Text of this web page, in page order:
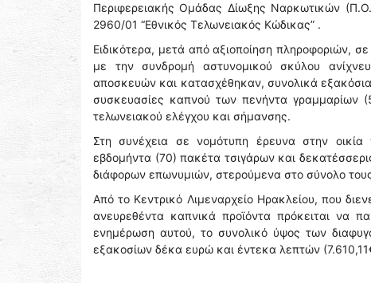
Περιφερειακής Ομάδας Δίωξης Ναρκωτικών
2960/01 “Εθνικός Τελωνειακός Κώδικας” .
Ειδικότερα, μετά από αξιοποίηση πληροφοριών,
με την συνδρομή αστυνομικού σκύλου
αποσκευών και κατασχέθηκαν, συνολικά
συσκευασίες καπνού των πενήντα γραμμαρίων
τελωνειακού ελέγχου και σήμανσης.
Στη συνέχεια σε νομότυπη έρευνα στην
εβδομήντα (70) πακέτα τσιγάρων και
διάφορων επωνυμιών, στερούμενα στο σύνολο
Από το Κεντρικό Λιμεναρχείο Ηρακλείου, που
ανευρεθέντα καπνικά προϊόντα πρόκειται να
ενημέρωση αυτού, το συνολικό ύψος των
εξακοσίων δέκα ευρώ και έντεκα λεπτών